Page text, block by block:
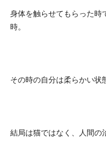
身体を触らせてもらった時
時。
その時の自分は柔らかい状
結局は猫ではなく、人間の